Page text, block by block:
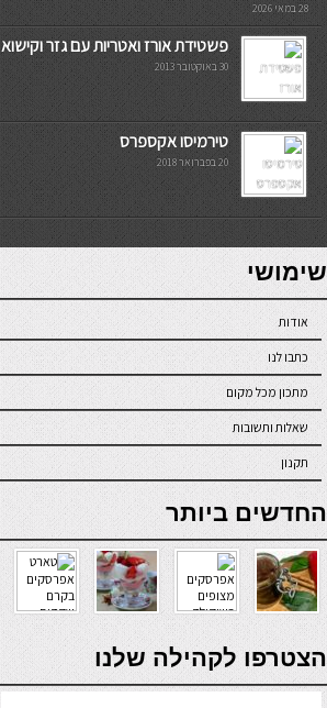
28 במאי 2026
פשטידת אורז ואטריות עם גזר וקישוא
30 באוקטובר 2013
טירמיסו אקספרס
20 בפברואר 2018
7slots
seriöse online casinos österreich
שימושי
אודות
כתבו לנו
מתכון מכל מקום
שאלות ותשובות
תקנון
online casino
החדשים ביותר
verde casino
הצטרפו לקהילה שלנו